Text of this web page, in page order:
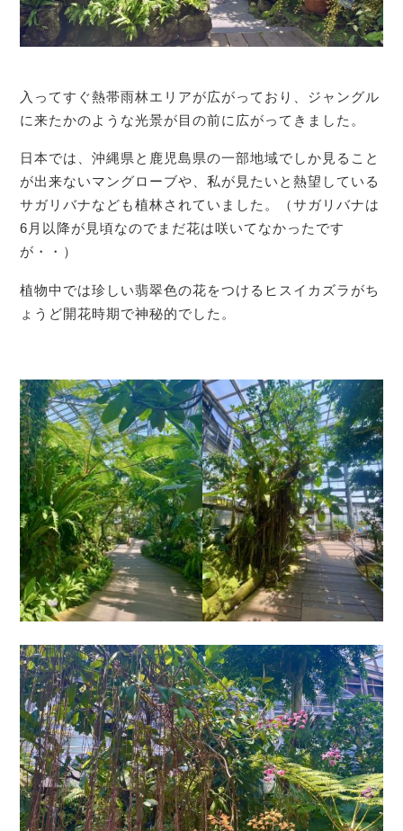
入ってすぐ熱帯雨林エリアが広がっており、ジャングル
に来たかのような光景が目の前に広がってきました。
日本では、沖縄県と鹿児島県の一部地域でしか見ること
が出来ないマングローブや、私が見たいと熱望している
サガリバナなども植林されていました。（サガリバナは
6月以降が見頃なのでまだ花は咲いてなかったです
が・・）
植物中では珍しい翡翠色の花をつけるヒスイカズラがち
ょうど開花時期で神秘的でした。